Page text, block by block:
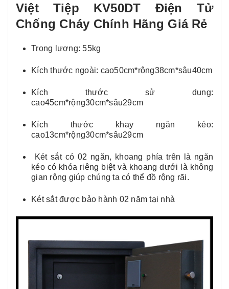
Việt Tiệp KV50DT Điện Tử
Chống Cháy Chính Hãng Giá Rẻ
Trọng lượng: 55kg
Kích thước ngoài: cao50cm*rộng38cm*sâu40cm
Kích thước sử dụng:
cao45cm*rộng30cm*sâu29cm
Kích thước khay ngăn kéo:
cao13cm*rộng30cm*sâu29cm
Két sắt có 02 ngăn, khoang phía trên là ngăn
kéo có khóa riêng biệt và khoang dưới là không
gian rộng giúp chúng ta có thể đồ rộng rãi.
Két sắt được bảo hành 02 năm tại nhà